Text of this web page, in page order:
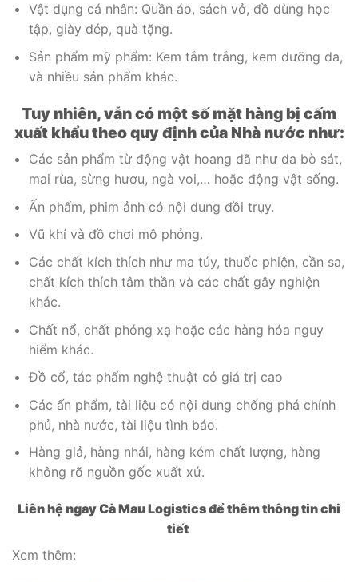
Vật dụng cá nhân: Quần áo, sách vở, đồ dùng học
tập, giày dép, quà tặng.
Sản phẩm mỹ phẩm: Kem tắm trắng, kem dưỡng da,
và nhiều sản phẩm khác.
Tuy nhiên, vẫn có một số mặt hàng bị cấm
xuất khẩu theo quy định của Nhà nước như:
Các sản phẩm từ động vật hoang dã như da bò sát,
mai rùa, sừng hươu, ngà voi,… hoặc động vật sống.
Ấn phẩm, phim ảnh có nội dung đồi trụy.
Vũ khí và đồ chơi mô phỏng.
Các chất kích thích như ma túy, thuốc phiện, cần sa,
chất kích thích tâm thần và các chất gây nghiện
khác.
Chất nổ, chất phóng xạ hoặc các hàng hóa nguy
hiểm khác.
Đồ cổ, tác phẩm nghệ thuật có giá trị cao
Các ấn phẩm, tài liệu có nội dung chống phá chính
phủ, nhà nước, tài liệu tình báo.
Hàng giả, hàng nhái, hàng kém chất lượng, hàng
không rõ nguồn gốc xuất xứ.
Liên hệ ngay Cà Mau Logistics để thêm thông tin chi
tiết
Xem thêm: